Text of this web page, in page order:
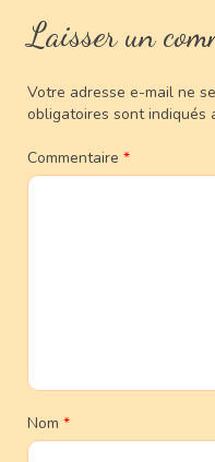
Laisser un
Votre adresse e-mail ne
obligatoires sont indiqués
Commentaire *
Nom *